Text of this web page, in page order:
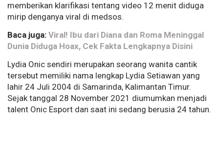
memberikan klarifikasi tentang video 12 menit diduga
mirip denganya viral di medsos.
Baca juga: Viral! Ibu dari Diana dan Roma Meninggal
Dunia Diduga Hoax, Cek Fakta Lengkapnya Disini
Lydia Onic sendiri merupakan seorang wanita cantik
tersebut memiliki nama lengkap Lydia Setiawan yang
lahir 24 Juli 2004 di Samarinda, Kalimantan Timur.
Sejak tanggal 28 November 2021 diumumkan menjadi
talent Onic Esport dan saat ini sedang berusia 24 tahun.